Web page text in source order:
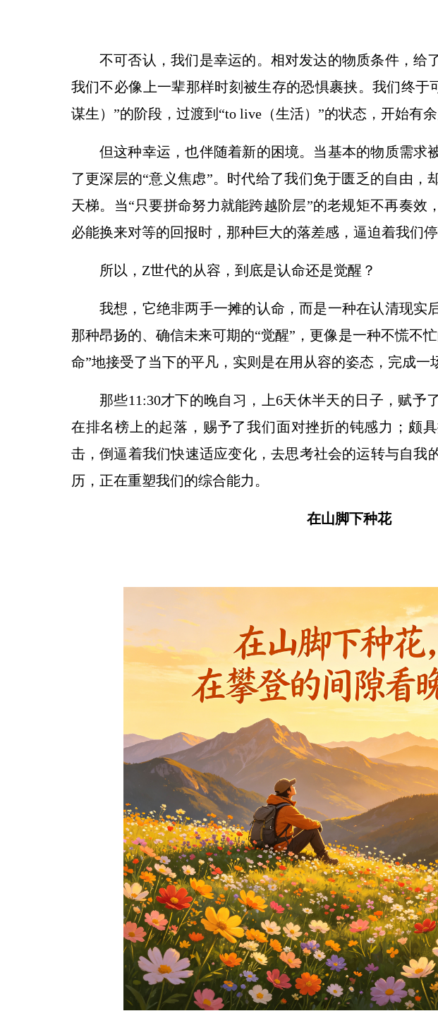
不可否认，我们是幸运的。相对发达的物质条件，给
我们不必像上一辈那样时刻被生存的恐惧裹挟。我们终于
谋生）”的阶段，过渡到“to live（生活）”的状态，开始有
但这种幸运，也伴随着新的困境。当基本的物质需求
了更深层的“意义焦虑”。时代给了我们免于匮乏的自由，
天梯。当“只要拼命努力就能跨越阶层”的老规矩不再奏效
必能换来对等的回报时，那种巨大的落差感，逼迫着我们停
所以，Z世代的从容，到底是认命还是觉醒？
我想，它绝非两手一摊的认命，而是一种在认清现实
那种昂扬的、确信未来可期的“觉醒”，更像是一种不慌不
命”地接受了当下的平凡，实则是在用从容的姿态，完成一
那些11:30才下的晚自习，上6天休半天的日子，赋予
在排名榜上的起落，赐予了我们面对挫折的钝感力；颇
击，倒逼着我们快速适应变化，去思考社会的运转与自我
历，正在重塑我们的综合能力。
在山脚下种花